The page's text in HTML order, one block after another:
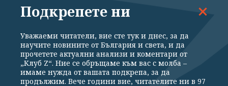
Наблюдателките
Отделение 8200 е прочуто. В него служи
въпросната подофицерка. Това е отдел за
кибервойна и киберразузнаване – престижна
Подкрепете ни
Уважаеми читатели, вие сте тук и днес, за да
научите новините от България и света, и да
прочетете актуални анализи и коментари от
„Клуб Z“. Ние се обръщаме към вас с молба –
имаме нужда от вашата подкрепа, за да
продължим. Вече години вие, читателите ни в 97